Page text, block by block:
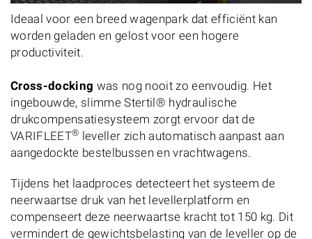
Ideaal voor een breed wagenpark dat efficiënt kan
worden geladen en gelost voor een hogere
productiviteit.
Cross-docking was nog nooit zo eenvoudig. Het
ingebouwde, slimme Stertil® hydraulische
drukcompensatiesysteem zorgt ervoor dat de
VARIFLEET® leveller zich automatisch aanpast aan
aangedockte bestelbussen en vrachtwagens.
Tijdens het laadproces detecteert het systeem de
neerwaartse druk van het levellerplatform en
compenseert deze neerwaartse kracht tot 150 kg. Dit
vermindert de gewichtsbelasting van de leveller op de